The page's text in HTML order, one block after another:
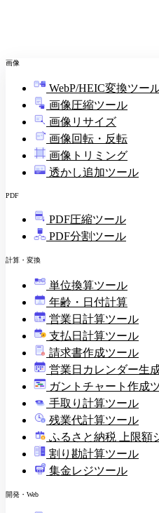
画像
WebP/HEIC変換ツー
画像圧縮ツール
画像リサイズ
画像回転・反転
画像トリミング
透かし追加ツール
PDF
PDF圧縮ツール
PDF分割ツール
計算・変換
単位換算ツール
年齢・日付計算
営業日計算ツール
¥ 支払日計算ツール
印
請求書作成ツール
営業日カレンダー生
ガントチャート作成
手取り計算ツール
残業代計算ツール
ふるさと納税 上限額
割り勘計算ツール
集金レジツール
開発・Web